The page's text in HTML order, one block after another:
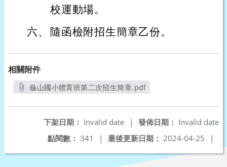
校運動場。
六、
隨函檢附招生簡章乙份。
相關附件
龜山國小體育班第二次招生簡章.pdf
發佈日期： Invalid date
下架日期： Invalid date
|
最後更新日期： 2024-04-25 |
點閱數： 341 |